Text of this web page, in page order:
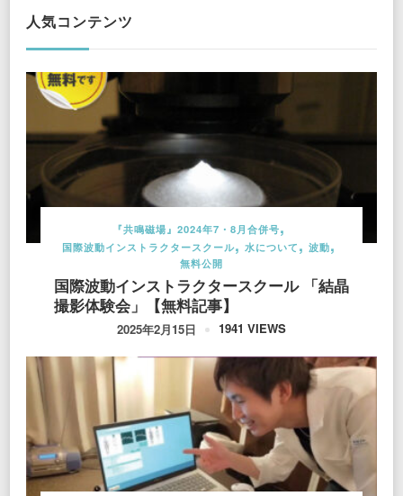
人気コンテンツ
『共鳴磁場』2024年7・8月合併号
国際波動インストラクタースクール
水について
波動
無料公開
国際波動インストラクタースクール 「結晶
撮影体験会」【無料記事】
2025年2月15日 1941 VIEWS